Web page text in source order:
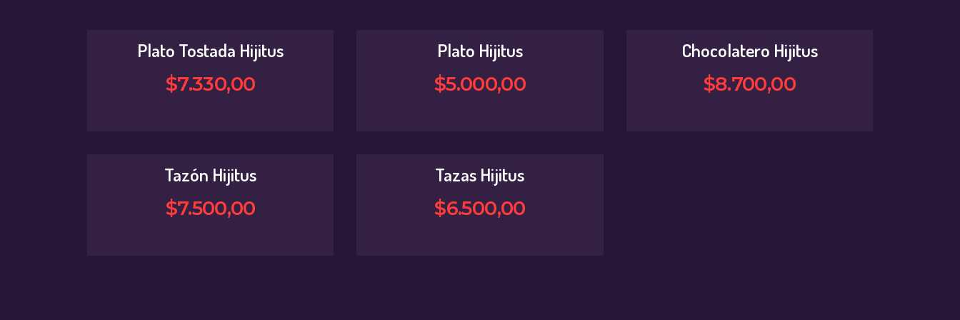
Plato Tostada Hijitus
$7.330,00
Plato Hijitus
$5.000,00
Chocolatero Hijitus
$8.700,00
Tazón Hijitus
$7.500,00
Tazas Hijitus
$6.500,00